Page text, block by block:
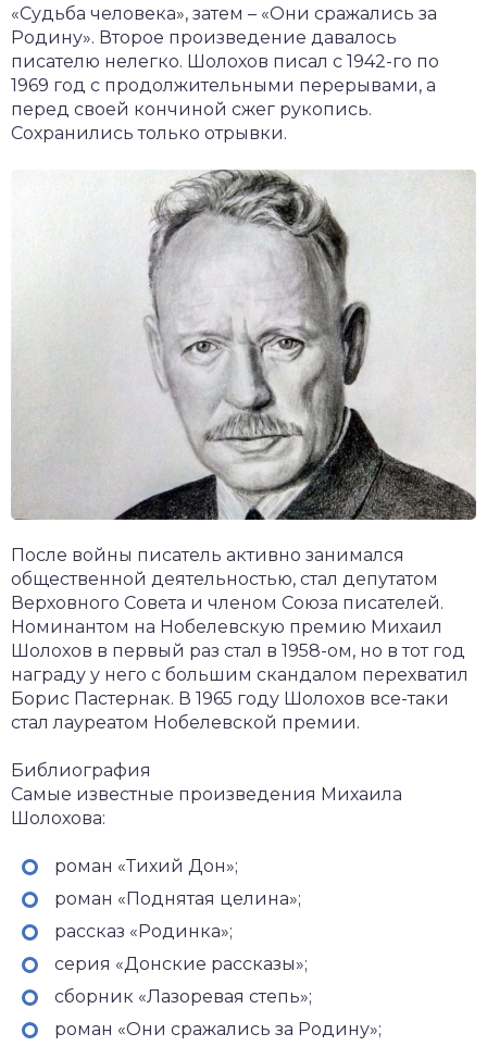
«Судьба человека», затем – «Они сражались за
Родину». Второе произведение давалось
писателю нелегко. Шолохов писал с 1942-го по
1969 год с продолжительными перерывами, а
перед своей кончиной сжег рукопись.
Сохранились только отрывки.
После войны писатель активно занимался
общественной деятельностью, стал депутатом
Верховного Совета и членом Союза писателей.
Номинантом на Нобелевскую премию Михаил
Шолохов в первый раз стал в 1958-ом, но в тот год
награду у него с большим скандалом перехватил
Борис Пастернак. В 1965 году Шолохов все-таки
стал лауреатом Нобелевской премии.
Библиография
Самые известные произведения Михаила
Шолохова:
роман «Тихий Дон»;
роман «Поднятая целина»;
рассказ «Родинка»;
серия «Донские рассказы»;
сборник «Лазоревая степь»;
роман «Они сражались за Родину»;